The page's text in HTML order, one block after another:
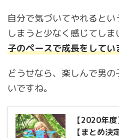
自分で気づいてやれると
しまうと少なく感じてしま
子のペースで成長をしてい
どうせなら、楽しんで男
いですね。
【2020年
【まとめ決